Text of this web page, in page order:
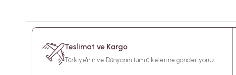
Teslimat ve Kargo
Türkiye'nin ve Dünyanın tüm ülkelerine gönderiyoruz